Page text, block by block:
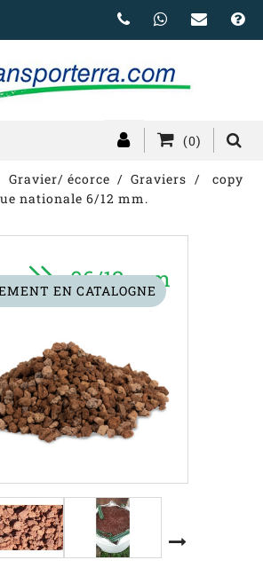
(0)
Gravier/ écorce Graviers
copy
nationale 6/12 mm.
EN CATALOGNE